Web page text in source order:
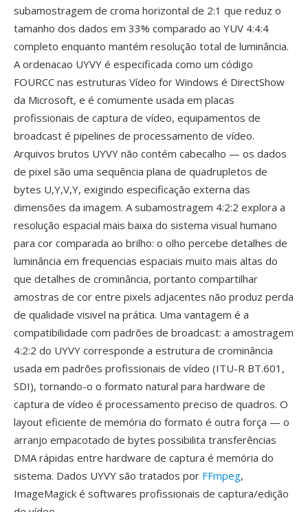
subamostragem de croma horizontal de 2:1 que reduz o
tamanho dos dados em 33% comparado ao YUV 4:4:4
completo enquanto mantém resolução total de luminância.
A ordenacao UYVY é especificada como um código
FOURCC nas estruturas Vídeo for Windows é DirectShow
da Microsoft, e é comumente usada em placas
profissionais de captura de vídeo, equipamentos de
broadcast é pipelines de processamento de vídeo.
Arquivos brutos UYVY não contém cabecalho — os dados
de pixel são uma sequência plana de quadrupletos de
bytes U,Y,V,Y, exigindo especificação externa das
dimensões da imagem. A subamostragem 4:2:2 explora a
resolução espacial mais baixa do sistema visual humano
para cor comparada ao brilho: o olho percebe detalhes de
luminância em frequencias espaciais muito mais altas do
que detalhes de crominância, portanto compartilhar
amostras de cor entre pixels adjacentes não produz perda
de qualidade visivel na prática. Uma vantagem é a
compatibilidade com padrões de broadcast: a amostragem
4:2:2 do UYVY corresponde a estrutura de crominância
usada em padrões profissionais de vídeo (ITU-R BT.601,
SDI), tornando-o o formato natural para hardware de
captura de vídeo é processamento preciso de quadros. O
layout eficiente de memória do formato é outra força — o
arranjo empacotado de bytes possibilita transferências
DMA rápidas entre hardware de captura é memória do
sistema. Dados UYVY são tratados por FFmpeg,
ImageMagick é softwares profissionais de captura/edição